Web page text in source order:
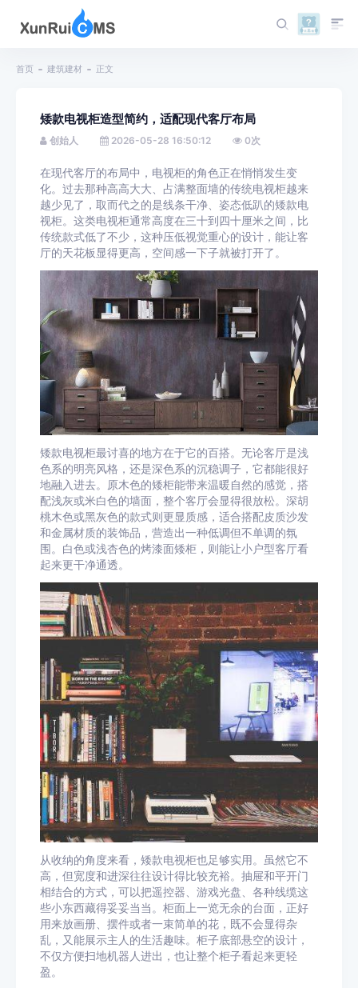
首页 建筑建材 正文
矮款电视柜造型简约，适配现代客厅布局
创始人 2026-05-28 16:50:12 0次
在现代客厅的布局中，电视柜的角色正在悄悄发生变
化。过去那种高高大大、占满整面墙的传统电视柜越来
越少见了，取而代之的是线条干净、姿态低趴的矮款电
视柜。这类电视柜通常高度在三十到四十厘米之间，比
传统款式低了不少，这种压低视觉重心的设计，能让客
厅的天花板显得更高，空间感一下子就被打开了。
矮款电视柜最讨喜的地方在于它的百搭。无论客厅是浅
色系的明亮风格，还是深色系的沉稳调子，它都能很好
地融入进去。原木色的矮柜能带来温暖自然的感觉，搭
配浅灰或米白色的墙面，整个客厅会显得很放松。深胡
桃木色或黑灰色的款式则更显质感，适合搭配皮质沙发
和金属材质的装饰品，营造出一种低调但不单调的氛
围。白色或浅杏色的烤漆面矮柜，则能让小户型客厅看
起来更干净通透。
从收纳的角度来看，矮款电视柜也足够实用。虽然它不
高，但宽度和进深往往设计得比较充裕。抽屉和平开门
相结合的方式，可以把遥控器、游戏光盘、各种线缆这
些小东西藏得妥妥当当。柜面上一览无余的台面，正好
用来放画册、摆件或者一束简单的花，既不会显得杂
乱，又能展示主人的生活趣味。柜子底部悬空的设计，
不仅方便扫地机器人进出，也让整个柜子看起来更轻
盈。